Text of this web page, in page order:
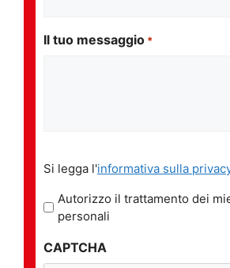
Il tuo messaggio *
legga
l'informativa
sulla
*
Si legga l'informativa sulla
Autorizzo il trattamento dei
personali
CAPTCHA